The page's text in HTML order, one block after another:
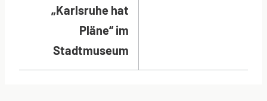
„Karlsruhe hat
Pläne“ im
Stadtmuseum